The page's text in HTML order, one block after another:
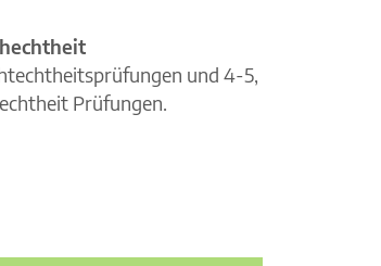
und 4-5,
Prüfungen.